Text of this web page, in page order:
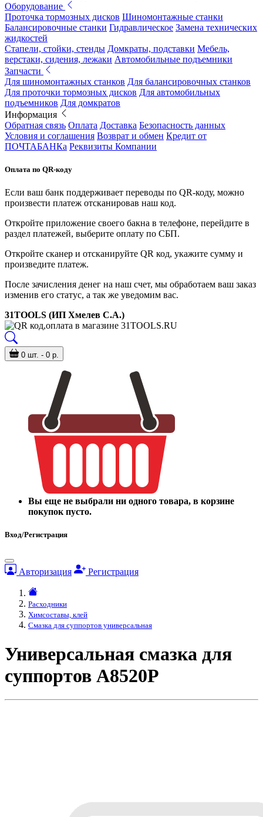
Оборудование
Проточка тормозных дисков Шиномонтажные станки
Балансировочные станки Гидравлическое Замена технических
жидкостей
Стапели, стойки, стенды Домкраты, подставки Мебель,
верстаки, сидения, лежаки Автомобильные подъемники
Запчасти
Для шиномонтажных станков Для балансировочных станков
Для проточки тормозных дисков Для автомобильных
подъемников Для домкратов
Информация
Обратная связь Оплата Доставка Безопасность данных
Условия и соглашения Возврат и обмен Кредит от
ПОЧТАБАНКа Реквизиты Компании
Оплата по QR-коду
Если ваш банк поддерживает переводы по QR-коду, можно
произвести платеж отсканировав наш код.
Откройте приложение своего бакна в телефоне, перейдите в
раздел платежей, выберите оплату по СБП.
Откройте сканер и отсканируйте QR код, укажите сумму и
произведите платеж.
После зачисления денег на наш счет, мы обработаем ваш заказ
изменив его статус, а так же уведомим вас.
31TOOLS (ИП Хмелев С.А.)
0 шт. - 0 р.
Вы еще не выбрали ни одного товара, в корзине
покупок пусто.
Вход/Регистрация
Авторизация Регистрация
Расходники
Химсоставы, клей
Смазка для суппортов универсальная
Универсальная смазка для
суппортов A8520P